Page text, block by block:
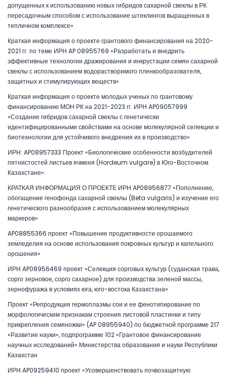
допущенных к использованию новых гибридов сахарной свеклы в РК
пересадочным способом с использование штеклингов выращенных в
тепличном комплексе»
Краткая информация о проекте грантового финансирования на 2020-
2021 гг. по теме ИРН AP 08955769 «Разработать и внедрить
эффективные технологии дражирования и инкрустации семян сахарной
свеклы с использованием водорастворимого пленкообразователя,
защитных и стимулирующих веществ»
Краткая информация о проекте молодых ученых по грантовому
финансированию МОН РК на 2021-2023 гг. ИРН AP09057999
«Создание гибридов сахарной свеклы с генетически
идентифицированными свойствами на основе молекулярной селекции и
биотехнологии для устойчивого внедрения их в производство»
ИРН: AP08957333 Проект «Биологические особенности возбудителей
пятнистостей листьев ячменя (Hordeum vulgare) в Юго-Восточном
Казахстане».
КРАТКАЯ ИНФОРМАЦИЯ О ПРОЕКТЕ ИРН AP08956877 «Пополнение,
обогащение генофонда сахарной свеклы (Beta vulgaris) и изучение его
генетического разнообразия с использованием молекулярных
маркеров»
AP08855366 проект «Повышение продуктивности орошаемого
земледелия на основе использования покровных культур и капельного
орошения»
ИРН AP08956469 проект «Селекция сорговых культур (суданская трава,
сорго зерновое, сорго сахарное) для производства зеленой массы,
зернофуража в условиях юга, юго-востока Казахстана»
Проект «Репродукция гермоплазмы сои и ее фенотипирование по
морфологическим признакам строения листовой пластинки и типу
прикрепления семяножки» (AP 08955940) по бюджетной программе 217
«Развитие науки», подпрограмме 102 «Грантовое финансирование
научных исследований» Министерства образования и науки Республики
Казахстан
ИРН AP09259410 проект «Усовершенствовать почвозащитную